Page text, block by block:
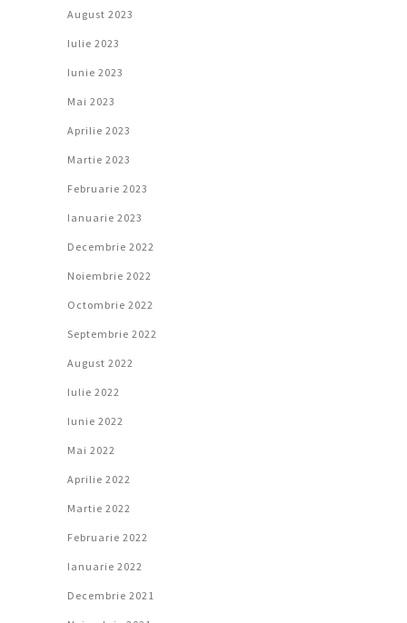
August 2023
Iulie 2023
Iunie 2023
Mai 2023
Aprilie 2023
Martie 2023
Februarie 2023
Ianuarie 2023
Decembrie 2022
Noiembrie 2022
Octombrie 2022
Septembrie 2022
August 2022
Iulie 2022
Iunie 2022
Mai 2022
Aprilie 2022
Martie 2022
Februarie 2022
Ianuarie 2022
Decembrie 2021